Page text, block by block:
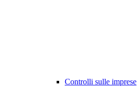
Controlli sulle imprese